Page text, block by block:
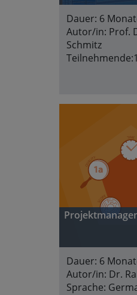
Dauer: 6
Autor/in: Prof.
Schmitz
Teilnehmende:
Dauer: 6
Autor/in: Dr.
Sprache: